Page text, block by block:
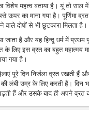
विशेष महत्व बताया है। यूं तो साल
सबसे ऊपर का माना गया है।
दोषों से भी छुटकारा मिलता है।
जाता है और यह हिन्दू धर्म में
लिए इस व्रत का बहुत महात्मय
गया है।
पूरे दिन निर्जला व्रत रखती
लंबी उम्र के लिए करती हैं। दिन
हैं और उसके बाद ही अपने व्रत